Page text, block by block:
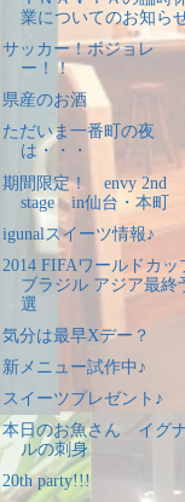
業についてのお知ら
サッカー！ボジョレ
ー！！
県産のお酒
ただいま一番町の夜
は・・・
期間限定！ envy 2nd
stage in仙台・本町
igunalスイーツ情報♪
2014 FIFAワールドカッ
ブラジル アジア最終
選
気分は最早Xデー？
新メニュー試作中♪
スイーツプレゼント♪
本日のお魚さん イグ
ルの刺身
20th party!!!